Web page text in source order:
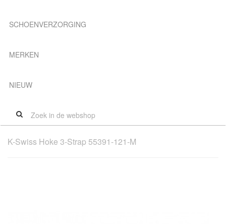
SCHOENVERZORGING
MERKEN
NIEUW
K-Swiss Hoke 3-Strap 55391-121-M